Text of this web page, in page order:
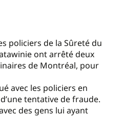
policiers de la Sûreté du
ont arrêté deux
de Montréal, pour
avec les policiers en
tentative de fraude.
des gens lui ayant